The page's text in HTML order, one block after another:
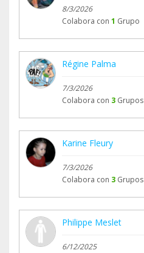
8/3/2026
Colabora con 1 Grupo
Régine Palma
7/3/2026
Colabora con 3 Grupos
Karine Fleury
7/3/2026
Colabora con 3 Grupos
Philippe Meslet
6/12/2025